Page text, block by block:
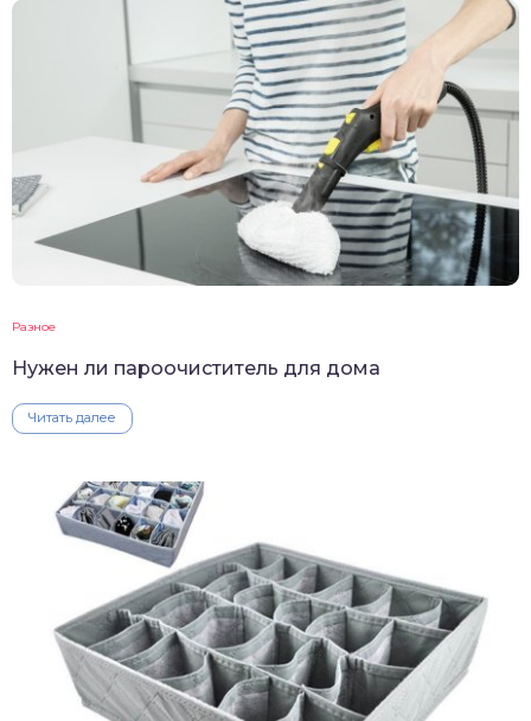
Разное
Нужен ли пароочиститель для дома
Читать далее